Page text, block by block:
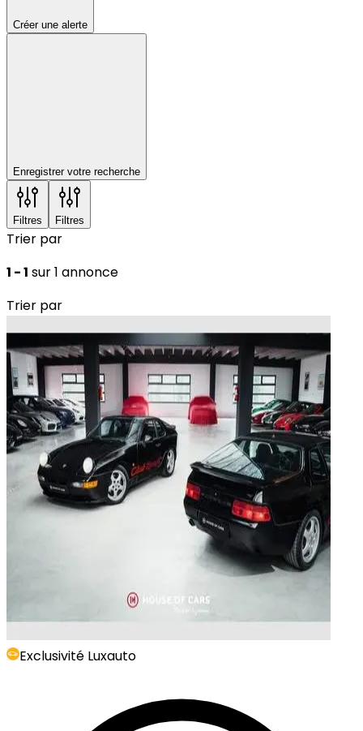
Créer une alerte
Enregistrer votre recherche
Filtres Filtres
Trier par
1 - 1 sur 1 annonce
Trier par
Exclusivité Luxauto